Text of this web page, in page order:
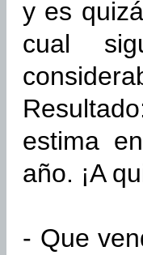
y es
cual
estima
año. ¡A
- Que